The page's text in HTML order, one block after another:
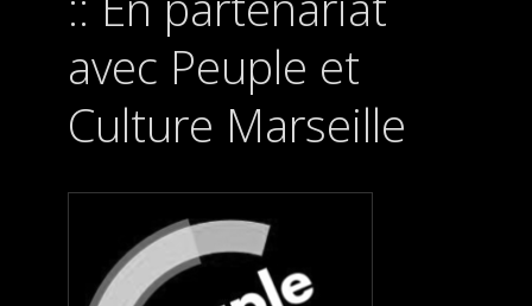
avec Peuple et
Culture Marseille